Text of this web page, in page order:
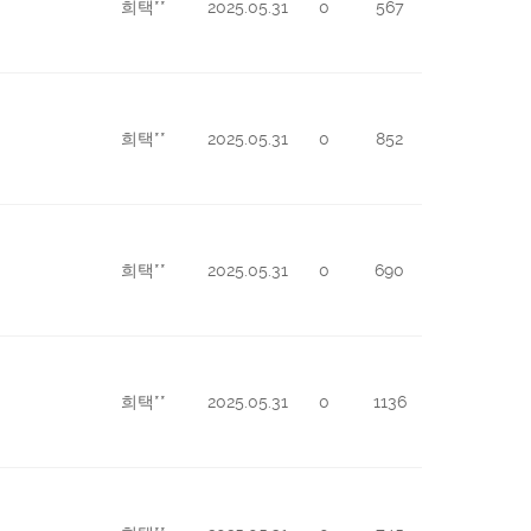
희택** 2025.05.31 0 567
희택** 2025.05.31 0 852
희택** 2025.05.31 0 690
희택** 2025.05.31 0 1136